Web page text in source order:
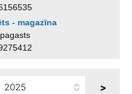
- magazīna
>